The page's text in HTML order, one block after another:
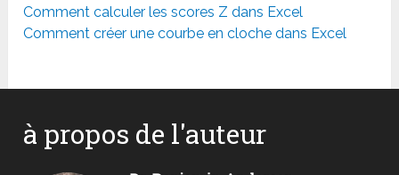
Comment calculer les scores Z dans Excel
Comment créer une courbe en cloche dans Excel
à propos de l'auteur